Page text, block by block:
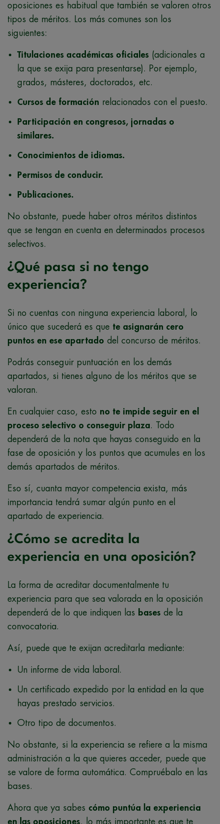
oposiciones es habitual que también se valoren otros
tipos de méritos. Los más comunes son los
siguientes:
Titulaciones académicas oficiales (adicionales a
la que se exija para presentarse). Por ejemplo,
grados, másteres, doctorados, etc.
Cursos de formación relacionados con el puesto.
Participación en congresos, jornadas o
similares.
Conocimientos de idiomas.
Permisos de conducir.
Publicaciones.
No obstante, puede haber otros méritos distintos
que se tengan en cuenta en determinados procesos
selectivos.
¿Qué pasa si no tengo
experiencia?
Si no cuentas con ninguna experiencia laboral, lo
único que sucederá es que te asignarán cero
puntos en ese apartado del concurso de méritos.
Podrás conseguir puntuación en los demás
apartados, si tienes alguno de los méritos que se
valoran.
En cualquier caso, esto no te impide seguir en el
proceso selectivo o conseguir plaza. Todo
dependerá de la nota que hayas conseguido en la
fase de oposición y los puntos que acumules en los
demás apartados de méritos.
Eso sí, cuanta mayor competencia exista, más
importancia tendrá sumar algún punto en el
apartado de experiencia.
¿Cómo se acredita la
experiencia en una oposición?
La forma de acreditar documentalmente tu
experiencia para que sea valorada en la oposición
dependerá de lo que indiquen las bases de la
convocatoria.
Así, puede que te exijan acreditarla mediante:
Un informe de vida laboral.
Un certificado expedido por la entidad en la que
hayas prestado servicios.
Otro tipo de documentos.
No obstante, si la experiencia se refiere a la misma
administración a la que quieres acceder, puede que
se valore de forma automática. Compruébalo en las
bases.
Ahora que ya sabes cómo puntúa la experiencia
en las oposiciones, lo más importante es que te